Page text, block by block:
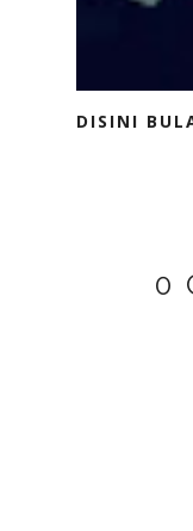
DISINI
0